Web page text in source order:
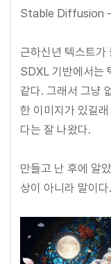
Stable Diffusion
근하신년 텍스트가
SDXL 기반에서는
같다. 그래서 그냥
한 이미지가 있길
다는 잘 나왔다.
만들고 난 후에 알
상이 아니라 말이